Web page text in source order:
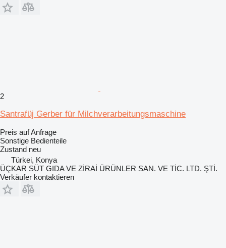
2
Santrafüj Gerber für Milchverarbeitungsmaschine
Preis auf Anfrage
Sonstige Bedienteile
Zustand neu
Türkei, Konya
ÜÇKAR SÜT GIDA VE ZİRAİ ÜRÜNLER SAN. VE TİC. LTD. ŞTİ.
Verkäufer kontaktieren